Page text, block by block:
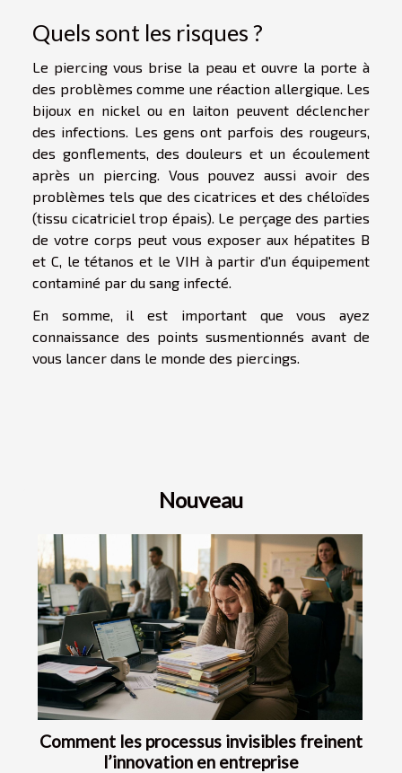
Quels sont les risques ?
Le piercing vous brise la peau et ouvre la porte à
des problèmes comme une réaction allergique. Les
bijoux en nickel ou en laiton peuvent déclencher
des infections. Les gens ont parfois des rougeurs,
des gonflements, des douleurs et un écoulement
après un piercing. Vous pouvez aussi avoir des
problèmes tels que des cicatrices et des chéloïdes
(tissu cicatriciel trop épais). Le perçage des parties
de votre corps peut vous exposer aux hépatites B
et C, le tétanos et le VIH à partir d'un équipement
contaminé par du sang infecté.
En somme, il est important que vous ayez
connaissance des points susmentionnés avant de
vous lancer dans le monde des piercings.
Nouveau
Comment les processus invisibles freinent
l’innovation en entreprise